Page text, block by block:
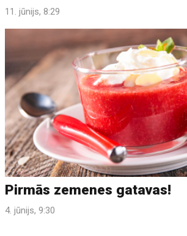
11. jūnijs, 8:29
Pirmās zemenes gatavas!
4. jūnijs, 9:30